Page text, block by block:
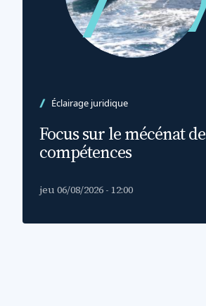
Éclairage juridique
Focus sur le mécénat de
compétences
jeu 06/08/2026 - 12:00